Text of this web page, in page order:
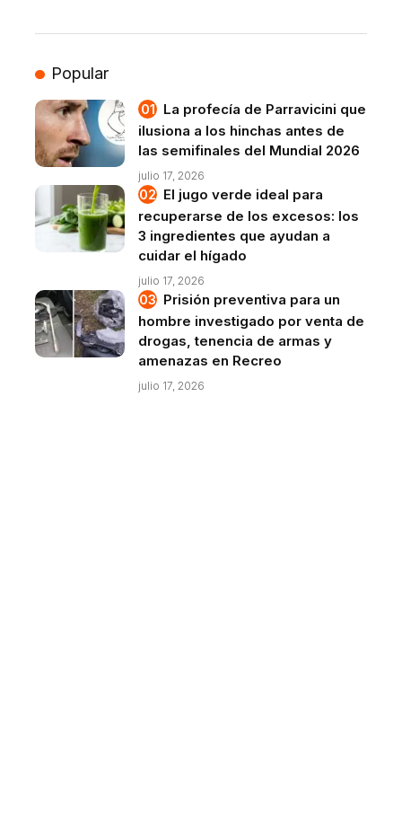
Popular
La profecía de Parravicini que
ilusiona a los hinchas antes de
las semifinales del Mundial 2026
julio 17, 2026
El jugo verde ideal para
recuperarse de los excesos: los
3 ingredientes que ayudan a
cuidar el hígado
julio 17, 2026
Prisión preventiva para un
hombre investigado por venta de
drogas, tenencia de armas y
amenazas en Recreo
julio 17, 2026